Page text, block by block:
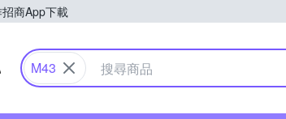
商App下載
Yahoo購物中心
M43